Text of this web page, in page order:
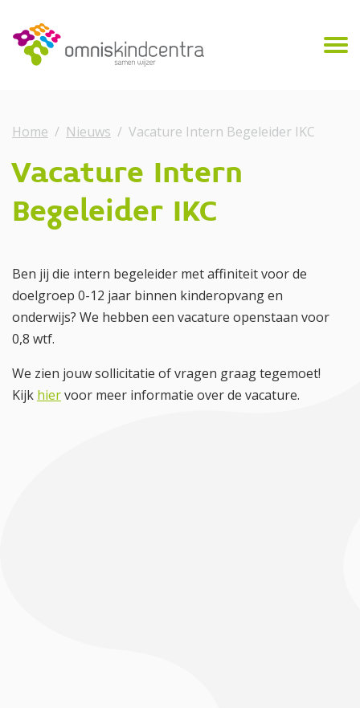
Home Nieuws Vacature Intern Begeleider IKC
Vacature Intern
Begeleider IKC
Ben jij die intern begeleider met affiniteit voor de
doelgroep 0-12 jaar binnen kinderopvang en
onderwijs? We hebben een vacature openstaan voor
0,8 wtf.
We zien jouw sollicitatie of vragen graag tegemoet!
Kijk hiervoor meer informatie over de vacature.